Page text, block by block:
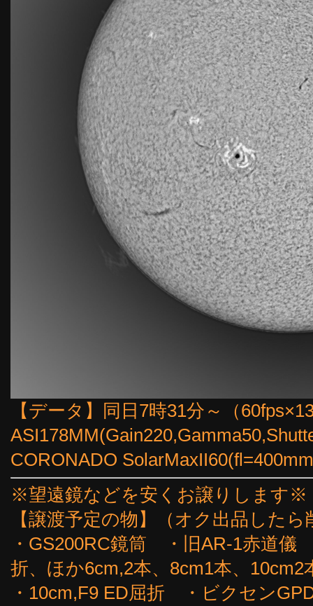
【データ】同日7時31分～（
CORONADO
※望遠鏡などを安くお譲りします※
【譲渡予定の物】（オク出品した
・GS200RC鏡筒 ・旧AR-1赤道
折、ほか6cm,2本、8cm1本、10cm2
・10cm,F9 ED屈折 ・ビクセン